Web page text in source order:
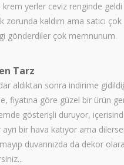
krem yerler ceviz renginde
zorunda kaldım ama satıcı
gönderdiler çok memnunum.
Tarz
aldıktan sonra indirime
fiyatına göre güzel bir ürün
gösterişli duruyor,
bir hava katıyor ama
duvarınızda da dekor